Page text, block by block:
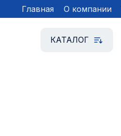
Главная О компании
КАТАЛОГ